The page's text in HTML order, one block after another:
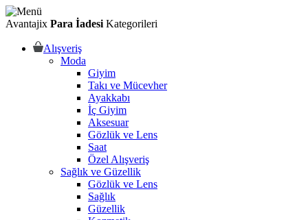
Avantajix Para İadesi Kategorileri
Alışveriş
Moda
Giyim
Takı ve Mücevher
Ayakkabı
İç Giyim
Aksesuar
Gözlük ve Lens
Saat
Özel Alışveriş
Sağlık ve Güzellik
Gözlük ve Lens
Sağlık
Güzellik